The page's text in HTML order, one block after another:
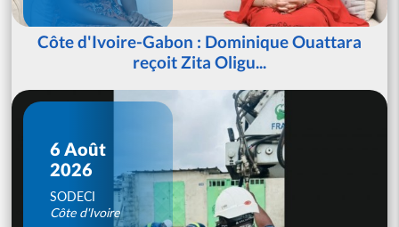
Côte d'Ivoire-Gabon : Dominique Ouattara
reçoit Zita Oligu...
6 Août
2026
SODECI
Côte d'Ivoire